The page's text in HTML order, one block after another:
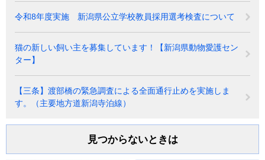
令和8年度実施 新潟県公立学校教員採用選考検査について
猫の新しい飼い主を募集しています！【新潟県動物愛護セン
ター】
【三条】渡部橋の緊急調査による全面通行止めを実施しま
す。（主要地方道新潟寺泊線）
見つからないときは